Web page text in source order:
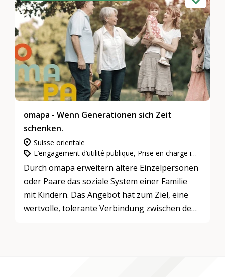
omapa - Wenn Generationen sich Zeit
schenken.
Suisse orientale
L’engagement d’utilité publique, Prise en charge intergénérationnelle
Durch omapa erweitern ältere Einzelpersonen
oder Paare das soziale System einer Familie
mit Kindern. Das Angebot hat zum Ziel, eine
wertvolle, tolerante Verbindung zwischen den